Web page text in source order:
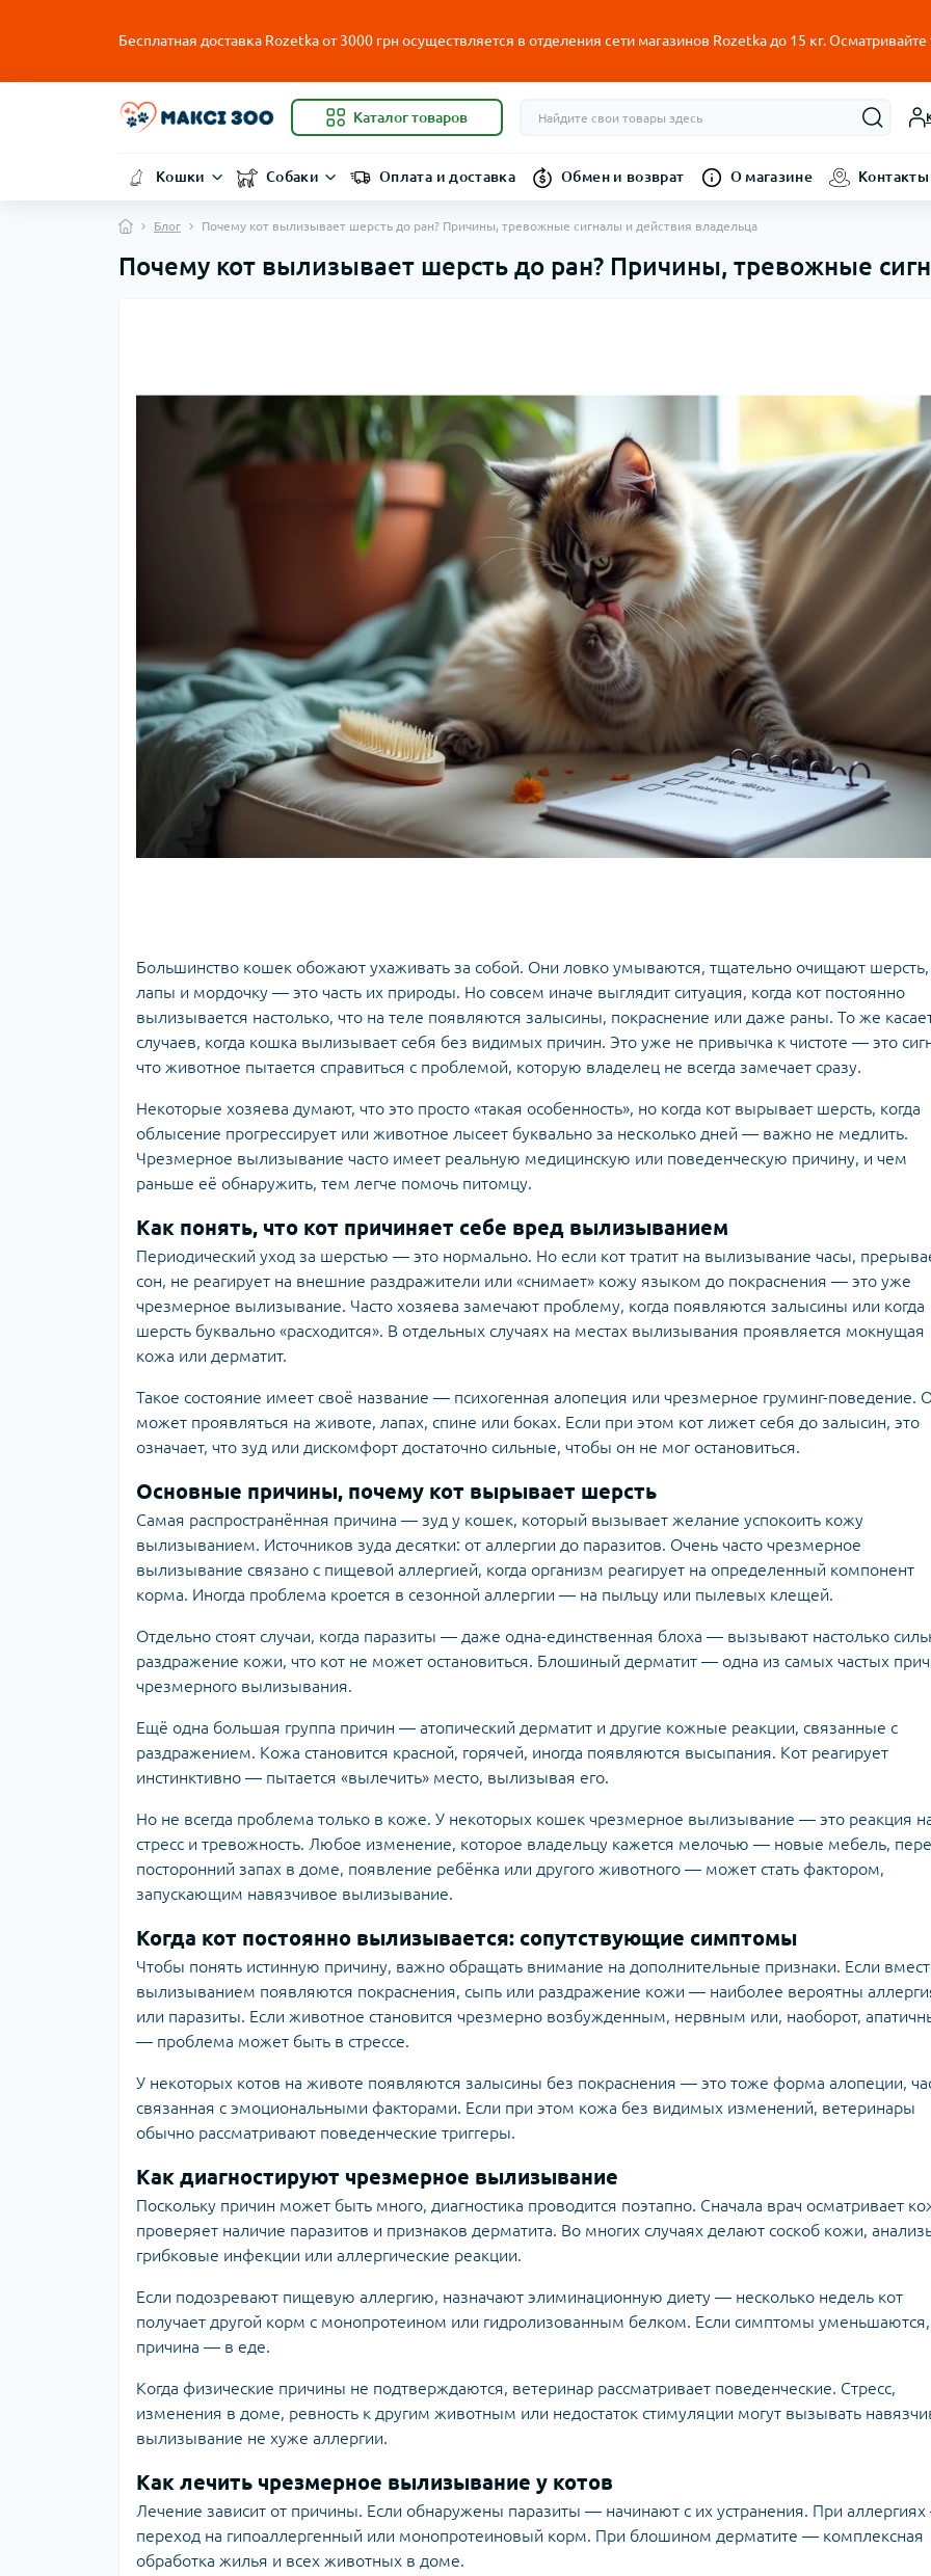
Бесплатная доставка Rozetka от3000 грн осуществляется в отделения сети магазинов Rozetka до 15 кг.
Каталог товаров
Кошки Собаки Оплата и доставка Обмен и возврат О магазине Контакты
Блог Почему кот вылизывает шерсть до ран? Причины, тревожные сигналы и действия владельца
Почему кот вылизывает шерсть до ран? Причины, тревожные
Большинство кошек обожают ухаживать за собой. Они ловко умываются, тщательно очищают шерсть,
лапы и мордочку — это часть их природы. Но совсем иначе выглядит ситуация, когда кот постоянно
вылизывается настолько, что на теле появляются залысины, покраснение или даже раны. То же
случаев, когда кошка вылизывает себя без видимых причин. Это уже не привычка к чистоте — это
что животное пытается справиться с проблемой, которую владелец не всегда замечает сразу.
Некоторые хозяева думают, что это просто «такая особенность», но когда кот вырывает шерсть, когда
облысение прогрессирует или животное лысеет буквально за несколько дней — важно не медлить.
Чрезмерное вылизывание часто имеет реальную медицинскую или поведенческую причину, и чем
раньше её обнаружить, тем легче помочь питомцу.
Как понять, что кот причиняет себе вред вылизыванием
Периодический уход за шерстью — это нормально. Но если кот тратит на вылизывание часы,
сон, не реагирует на внешние раздражители или «снимает» кожу языком до покраснения — это уже
чрезмерное вылизывание. Часто хозяева замечают проблему, когда появляются залысины или когда
шерсть буквально «расходится». В отдельных случаях на местах вылизывания проявляется мокнущая
кожа или дерматит.
Такое состояние имеет своё название — психогенная алопеция или чрезмерное груминг-поведение.
может проявляться на животе, лапах, спине или боках. Если при этом кот лижет себя до залысин, это
означает, что зуд или дискомфорт достаточно сильные, чтобы он не мог остановиться.
Основные причины, почему кот вырывает шерсть
Самая распространённая причина — зуд у кошек, который вызывает желание успокоить кожу
вылизыванием. Источников зуда десятки: от аллергии до паразитов. Очень часто чрезмерное
вылизывание связано с пищевой аллергией, когда организм реагирует на определенный компонент
корма. Иногда проблема кроется в сезонной аллергии — на пыльцу или пылевых клещей.
Отдельно стоят случаи, когда паразиты — даже одна-единственная блоха — вызывают настолько
раздражение кожи, что кот не может остановиться. Блошиный дерматит — одна из самых частых
чрезмерного вылизывания.
Ещё одна большая группа причин — атопический дерматит и другие кожные реакции, связанные с
раздражением. Кожа становится красной, горячей, иногда появляются высыпания. Кот реагирует
инстинктивно — пытается «вылечить» место, вылизывая его.
Но не всегда проблема только в коже. У некоторых кошек чрезмерное вылизывание — это реакция
стресс и тревожность. Любое изменение, которое владельцу кажется мелочью — новые мебель,
посторонний запах в доме, появление ребёнка или другого животного — может стать фактором,
запускающим навязчивое вылизывание.
Когда кот постоянно вылизывается: сопутствующие симптомы
Чтобы понять истинную причину, важно обращать внимание на дополнительные признаки. Если
вылизыванием появляются покраснения, сыпь или раздражение кожи — наиболее вероятны
или паразиты. Если животное становится чрезмерно возбужденным, нервным или, наоборот,
— проблема может быть в стрессе.
У некоторых котов на животе появляются залысины без покраснения — это тоже форма алопеции,
связанная с эмоциональными факторами. Если при этом кожа без видимых изменений, ветеринары
обычно рассматривают поведенческие триггеры.
Как диагностируют чрезмерное вылизывание
Поскольку причин может быть много, диагностика проводится поэтапно. Сначала врач осматривает
проверяет наличие паразитов и признаков дерматита. Во многих случаях делают соскоб кожи,
грибковые инфекции или аллергические реакции.
Если подозревают пищевую аллергию, назначают элиминационную диету — несколько недель кот
получает другой корм с монопротеином или гидролизованным белком. Если симптомы уменьшаются,
причина — в еде.
Когда физические причины не подтверждаются, ветеринар рассматривает поведенческие. Стресс,
изменения в доме, ревность к другим животным или недостаток стимуляции могут вызывать
вылизывание не хуже аллергии.
Как лечить чрезмерное вылизывание у котов
Лечение зависит от причины. Если обнаружены паразиты — начинают с их устранения. При
переход на гипоаллергенный или монопротеиновый корм. При блошином дерматите — комплексная
обработка жилья и всех животных в доме.